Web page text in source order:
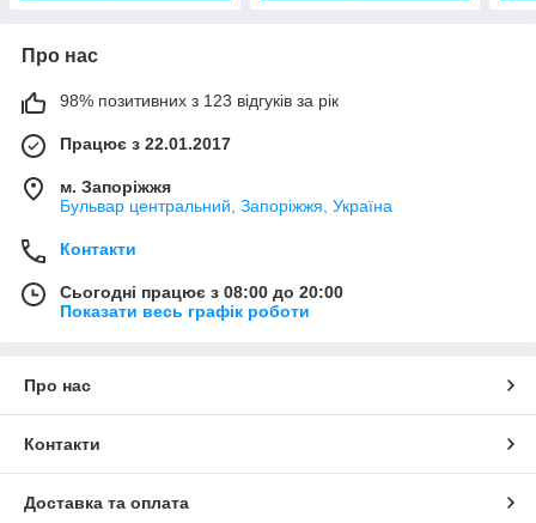
Про нас
98% позитивних з 123 відгуків за рік
Працює з 22.01.2017
м. Запоріжжя
Бульвар центральний, Запоріжжя, Україна
Контакти
Сьогодні працює з 08:00 до 20:00
Показати весь графік роботи
Про нас
Контакти
Доставка та оплата